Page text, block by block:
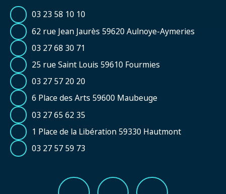
03 23 58 10 10
62 rue Jean Jaurès 59620 Aulnoye-Aymeries
03 27 68 30 71
25 rue Saint Louis 59610 Fourmies
03 27 57 20 20
6 Place des Arts 59600 Maubeuge
03 27 65 62 35
1 Place de la Libération 59330 Hautmont
03 27 57 59 73